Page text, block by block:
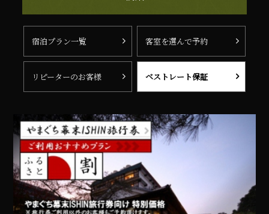
宿泊プラン一覧 客室を選んで予約
リピーターのお客様 ベストレート保証